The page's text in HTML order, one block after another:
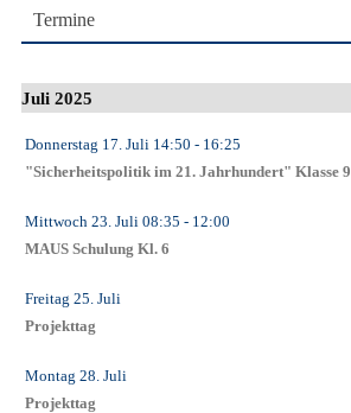
Termine
Juli 2025
Donnerstag 17. Juli 14:50 - 16:25
"Sicherheitspolitik im 21. Jahrhundert" Klasse 9
Mittwoch 23. Juli 08:35 - 12:00
MAUS Schulung Kl. 6
Freitag 25. Juli
Projekttag
Montag 28. Juli
Projekttag